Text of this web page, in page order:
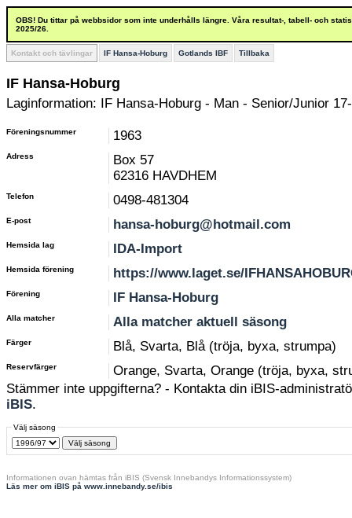
OBS! Du tittar på webbsidor som inte underhålls längre. Våra resultat-, tabell- och
2025/26.
Kontakt och tävlingar IF Hansa-Hoburg Gotlands IBF Tillbaka
IF Hansa-Hoburg
Laginformation: IF Hansa-Hoburg - Man - Senior/Junior
Föreningsnummer 1963
Adress
Box 57
62316 HAVDHEM
Telefon 0498-481304
E-post hansa-hoburg@hotmail.com
Hemsida lag IDA-Import
Hemsida förening https://www.laget.se/
Förening IF Hansa-Hoburg
Alla matcher Alla matcher aktuell säsong
Färger Blå, Svarta, Blå (tröja, byxa, strumpa)
Reservfärger
Orange, Svarta, Orange (tröja, byxa,
Stämmer inte uppgifterna? - Kontakta din iBIS-
iBIS.
Välj säsong
Informationen ovan hämtas från iBIS (Svensk Innebandys Informationssystem)
Läs mer om iBIS på www.innebandy.se/ibis